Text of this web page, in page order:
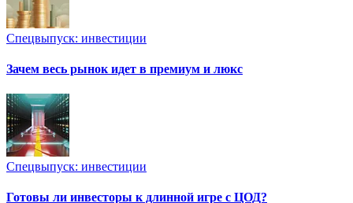
Спецвыпуск: инвестиции
Зачем весь рынок идет в премиум и люкс
Спецвыпуск: инвестиции
Готовы ли инвесторы к длинной игре с ЦОД?